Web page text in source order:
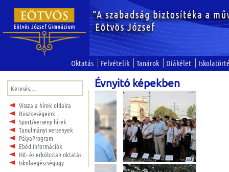
Oktatás Felvételik Tanárok Diákélet
Keresés:
Vissza a hírek oldalra
Büszkeségeink
Sport/verseny hírek
Tanulmányi versenyek
PályaProgram
Ebéd információk
Hit- és erkölcstan oktatás
Iskolaegészségügy
Évnyitó képekben